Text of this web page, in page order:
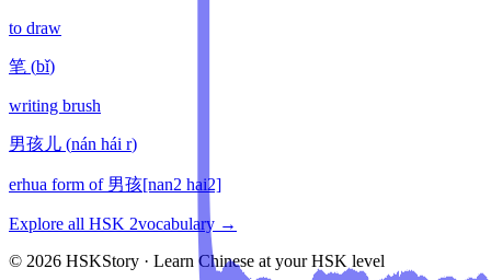
to draw
笔 (bǐ)
writing brush
男孩儿 (nán hái r)
erhua form of 男孩[nan2 hai2]
Explore all HSK 2vocabulary →
© 2026 HSKStory · Learn Chinese at your HSK level